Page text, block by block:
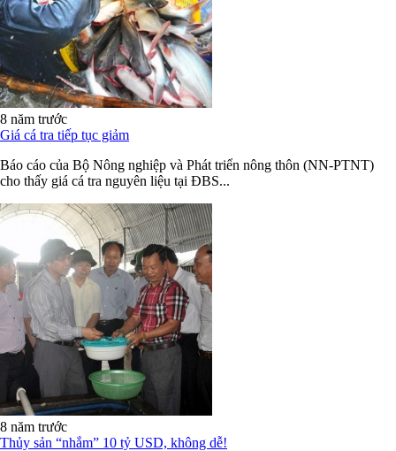
8 năm trước
Giá cá tra tiếp tục giảm
Báo cáo của Bộ Nông nghiệp và Phát triển nông thôn (NN-PTNT)
cho thấy giá cá tra nguyên liệu tại ĐBS...
8 năm trước
Thủy sản “nhắm” 10 tỷ USD, không dễ!